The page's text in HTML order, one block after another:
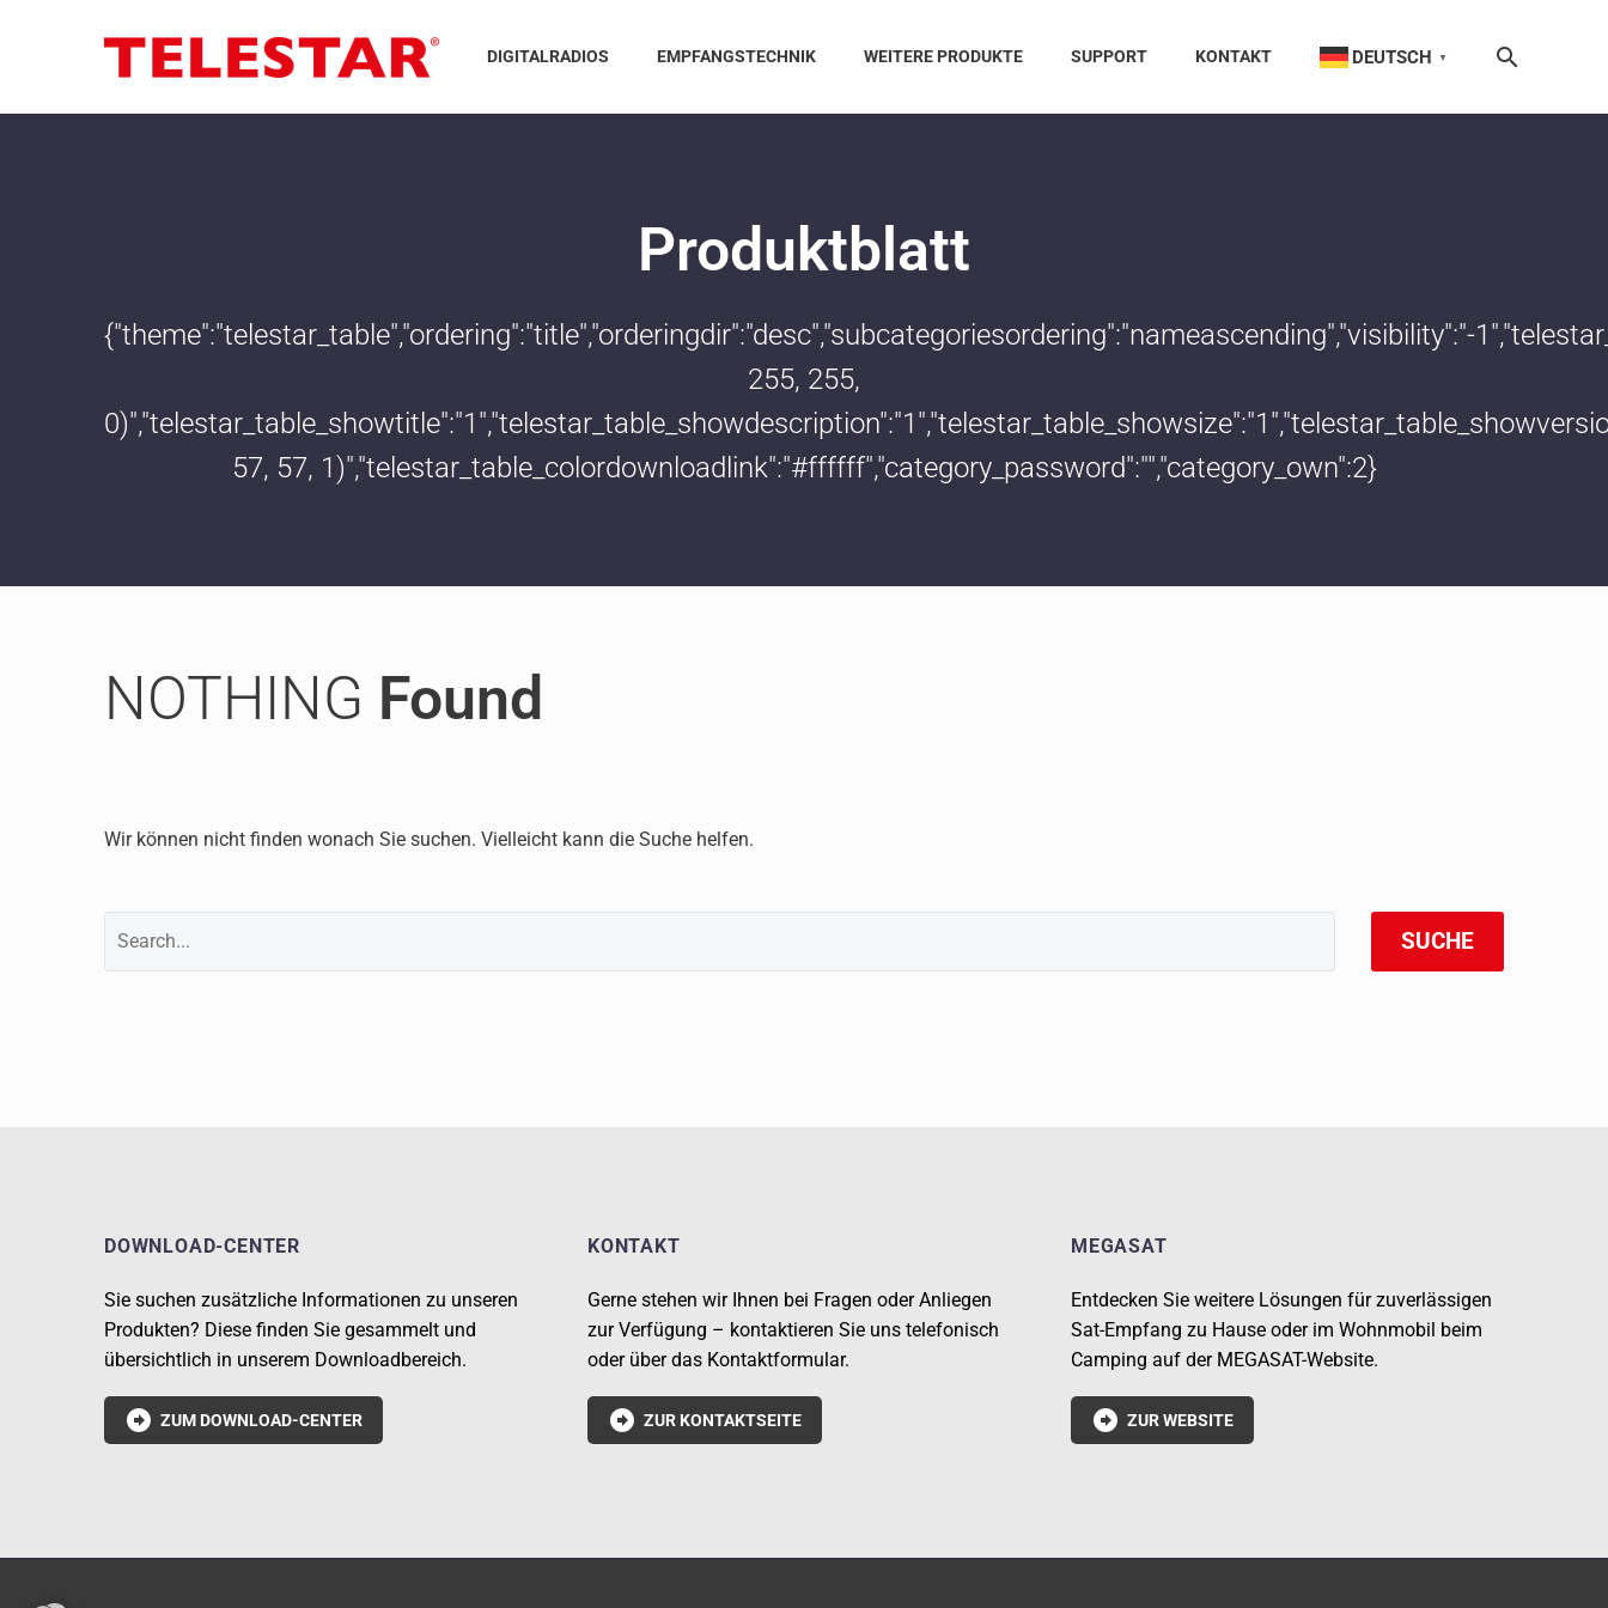
DIGITALRADIOS EMPFANGSTECHNIK WEITERE PRODUKTE SUPPORT KONTAKT DEUTSCH ▼
Produktblatt
{"theme":"telestar_table","ordering":"title","orderingdir":"desc","subcategoriesordering":"nameascending","visibility":"-
255, 255,
57, 57, 1)","telestar_table_colordownloadlink":"#ffffff","category_password":"","category_own":2}
NOTHING Found
Wir können nicht finden wonach Sie suchen. Vielleicht kann die Suche helfen.
SUCHE
DOWNLOAD-CENTER
Sie suchen zusätzliche Informationen zu unseren
Produkten? Diese finden Sie gesammelt und
übersichtlich in unserem Downloadbereich.
 ZUM DOWNLOAD-CENTER
KONTAKT
Gerne stehen wir Ihnen bei Fragen oder Anliegen
zur Verfügung – kontaktieren Sie uns telefonisch
oder über das Kontaktformular.
 ZUR KONTAKTSEITE
MEGASAT
Entdecken Sie weitere Lösungen für zuverlässigen
Sat-Empfang zu Hause oder im Wohnmobil beim
Camping auf der MEGASAT-Website.
 ZUR WEBSITE